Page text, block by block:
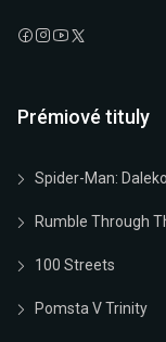
Prémiové tituly
Spider-Man:
Rumble Through
100 Streets
Pomsta V Trinity